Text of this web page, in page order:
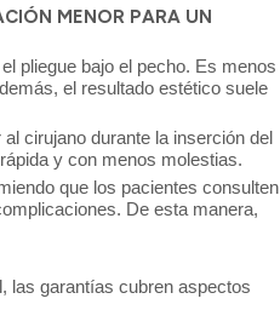
MENOR PARA UN
pliegue bajo el pecho. Es menos
el resultado estético suele
cirujano durante la inserción del
y con menos molestias.
que los pacientes consulten
De esta manera,
las garantías cubren aspectos